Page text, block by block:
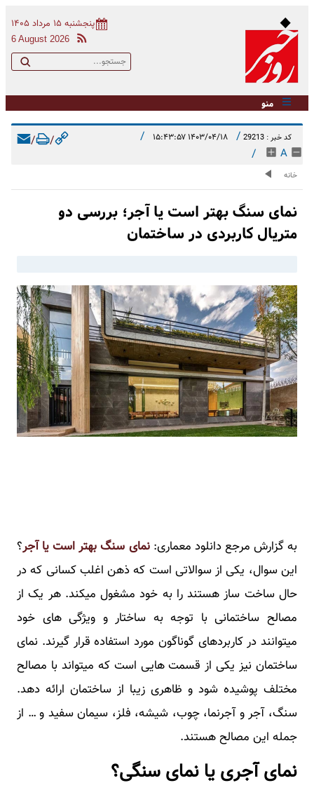
پنجشنبه ۱۵ مرداد ۱۴۰۵
6 August 2026
منو
کد خبر : 29213 / ۱۴۰۳/۰۴/۱۸ ۱۵:۴۳:۵۷ /
A
/
/
/
خانه
نمای سنگ بهتر است یا آجر؛ بررسی دو
متریال کاربردی در ساختمان
به گزارش مرجع دانلود معماری:نمای سنگ بهتر است یا آجر؟
این سوال، یکی از سوالاتی است که ذهن اغلب کسانی که در
حال ساخت ساز هستند را به خود مشغول میکند. هر یک از
مصالح ساختمانی با توجه به ساختار و ویژگی های خود
میتوانند در کاربردهای گوناگون مورد استفاده قرار گیرند. نمای
ساختمان نیز یکی از قسمت هایی است که میتواند با مصالح
مختلف پوشیده شود و ظاهری زیبا از ساختمان ارائه دهد.
سنگ، آجر و آجرنما، چوب، شیشه، فلز، سیمان سفید و … از
جمله این مصالح هستند.
نمای آجری یا نمای سنگی؟